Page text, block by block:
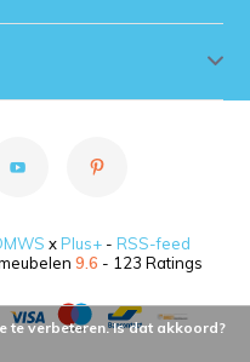
x Plus+ - RSS-feed
9.6 - 123 Ratings
te verbeteren. Is dat akkoord?